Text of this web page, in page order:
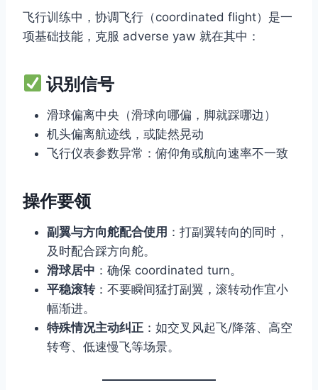
飞行训练中，协调飞行（coordinated flight）是一
项基础技能，克服 adverse yaw 就在其中：
识别信号
滑球偏离中央（滑球向哪偏，脚就踩哪边）
机头偏离航迹线，或陡然晃动
飞行仪表参数异常：俯仰角或航向速率不一致
操作要领
副翼与方向舵配合使用 ：打副翼转向的同时，
及时配合踩方向舵。
滑球居中 ：确保 coordinated turn。
平稳滚转：不要瞬间猛打副翼，滚转动作宜小
幅渐进。
特殊情况主动纠正 ：如交叉风起飞/降落、高空
转弯、低速慢飞等场景。